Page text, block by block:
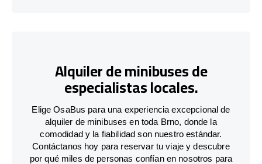
Alquiler de minibuses de
especialistas locales.
Elige OsaBus para una experiencia excepcional de
alquiler de minibuses en toda Brno, donde la
comodidad y la fiabilidad son nuestro estándar.
Contáctanos hoy para reservar tu viaje y descubre
por qué miles de personas confían en nosotros para